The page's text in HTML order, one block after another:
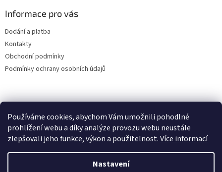
Používáme cookies, abychom Vám umožnili pohodlné
prohlížení webu a díky analýze provozu webu neustále
zlepšovali jeho funkce, výkon a použitelnost.Více informací
Nastavení
Informace pro vás
Dodání a platba
Kontakty
Obchodní podmínky
Podmínky ochrany osobních údajů
Vytvořil Shoptet